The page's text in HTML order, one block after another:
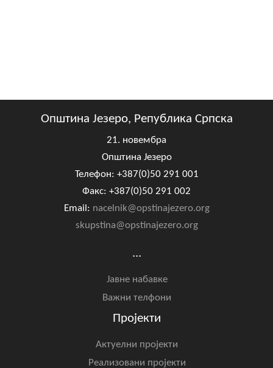
Општина Језеро, Република Српска
21. новембра
Општина Језеро
Телефон: +387(0)50 291 001
Факс: +387(0)50 291 002
Email: nacelnik@opstinajezero.org
skupstina@opstinajezero.org
...
Јавне набавке
Важни телфони
Пројекти
Актуелни пројекти
Реализовани пројекти